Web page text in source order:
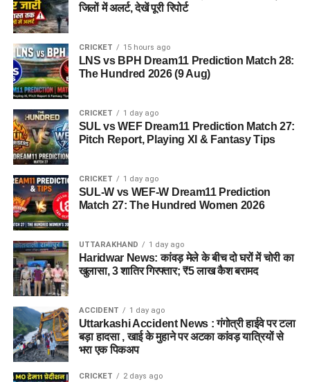
जिलों में अलर्ट, देखें पूरी रिपोर्ट
CRICKET 15 hours ago
LNS vs BPH Dream11 Prediction Match 28:
The Hundred 2026 (9 Aug)
CRICKET 1 day ago
SUL vs WEF Dream11 Prediction Match 27:
Pitch Report, Playing XI & Fantasy Tips
CRICKET 1 day ago
SUL-W vs WEF-W Dream11 Prediction
Match 27: The Hundred Women 2026
UTTARAKHAND 1 day ago
Haridwar News: कांवड़ मेले के बीच दो घरों में चोरी का
खुलासा, 3 शातिर गिरफ्तार; ₹5 लाख कैश बरामद
ACCIDENT 1 day ago
Uttarkashi Accident News : गंगोत्री हाईवे पर टला
बड़ा हादसा , खाई के मुहाने पर अटका कांवड़ यात्रियों से
भरा एक पिकअप
CRICKET 2 days ago